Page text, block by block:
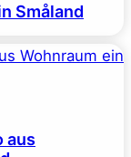
Småland
aus